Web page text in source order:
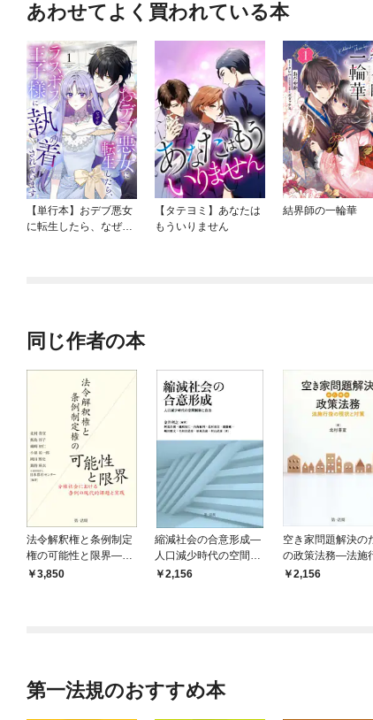
あわせてよく買われている本
【単行本】おデブ悪女
に転生したら、なぜか
【タテヨミ】あなたは
もういりません
結界師の一輪華
同じ作者の本
法令解釈権と条例制定
権の可能性と限界—分
権社会における条例の
3,850
縮減社会の合意形成—
人口減少時代の空間制
御と自治—
2,156
空き家問題解決の
の政策法務―法施
の現状と対策―
2,156
第一法規のおすすめ本